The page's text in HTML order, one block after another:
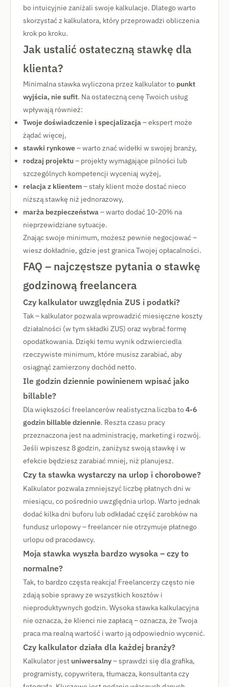
bo intuicyjnie zaniżali swoje kalkulacje. Dlatego warto
skorzystać z kalkulatora, który przeprowadzi obliczenia
krok po kroku.
Jak ustalić ostateczną stawkę dla
klienta?
Minimalna stawka wyliczona przez kalkulator to punkt
wyjścia, nie sufit. Na ostateczną cenę Twoich usług
wpływają również:
Twoje doświadczenie i specjalizacja– ekspert może
żądać więcej,
stawki rynkowe– warto znać widełki w swojej branży,
rodzaj projektu– projekty wymagające pilności lub
szczególnych kompetencji wyceniaj wyżej,
relacja z klientem– stały klient może dostać nieco
niższą stawkę niż jednorazowy,
marża bezpieczeństwa– warto dodać 10-20% na
nieprzewidziane sytuacje.
Znając swoje minimum, możesz pewnie negocjować –
wiesz dokładnie, gdzie jest granica Twojej opłacalności.
FAQ – najczęstsze pytania o stawkę
godzinową freelancera
Czy kalkulator uwzględnia ZUS i podatki?
Tak – kalkulator pozwala wprowadzić miesięczne koszty
działalności (w tym składki ZUS) oraz wybrać formę
opodatkowania. Dzięki temu wynik odzwierciedla
rzeczywiste minimum, które musisz zarabiać, aby
osiągnąć zamierzony dochód netto.
Ile godzin dziennie powinienem wpisać jako
billable?
Dla większości freelancerów realistyczna liczba to4-6
godzin billable dziennie. Reszta czasu pracy
przeznaczona jest na administrację, marketing i rozwój.
Jeśli wpiszesz 8 godzin, zaniżysz swoją stawkę i w
efekcie będziesz zarabiać mniej, niż planujesz.
Czy ta stawka wystarczy na urlop i chorobowe?
Kalkulator pozwala zmniejszyć liczbę płatnych dni w
miesiącu, co pośrednio uwzględnia urlop. Warto jednak
dodać kilka dni buforu lub odkładać część zarobków na
fundusz urlopowy – freelancer nie otrzymuje płatnego
urlopu od pracodawcy.
Moja stawka wyszła bardzo wysoka – czy to
normalne?
Tak, to bardzo częsta reakcja! Freelancerzy często nie
zdają sobie sprawy ze wszystkich kosztów i
nieproduktywnych godzin. Wysoka stawka kalkulacyjna
nie oznacza, że klienci nie zapłacą – oznacza, że Twoja
praca ma realną wartość i warto ją odpowiednio wycenić.
Czy kalkulator działa dla każdej branży?
Kalkulator jest uniwersalny– sprawdzi się dla grafika,
programisty, copywritera, tłumacza, konsultanta czy